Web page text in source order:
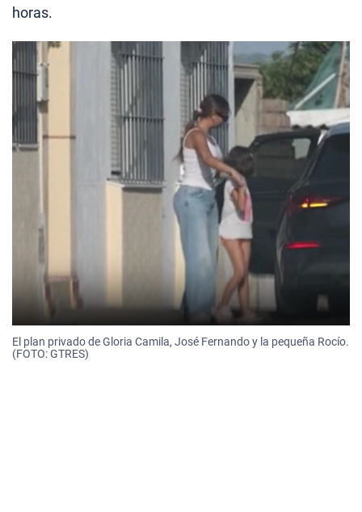
horas.
El plan privado de Gloria Camila, José Fernando y la pequeña Rocío.
(FOTO: GTRES)